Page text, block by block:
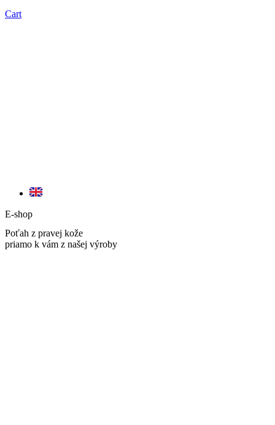
Cart
E-shop
Poťah z pravej kože
priamo k vám z našej výroby